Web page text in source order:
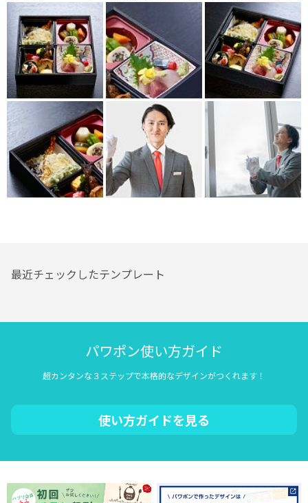
最近チェックしたテンプレート
パワポン使い方ガイド
超カンタンな３ステップで本格的なデザインがつくれます！
使い方ガイドを見る